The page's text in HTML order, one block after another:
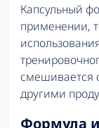
Капсульный
применении,
смешивается
другими
Формула и